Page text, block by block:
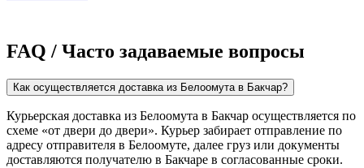
FAQ / Часто задаваемые вопросы
Как осуществляется доставка из Белоомута в Бакчар?
Курьерская доставка из Белоомута в Бакчар осуществляется по
схеме «от двери до двери». Курьер забирает отправление по
адресу отправителя в Белоомуте, далее груз или документы
доставляются получателю в Бакчаре в согласованные сроки.